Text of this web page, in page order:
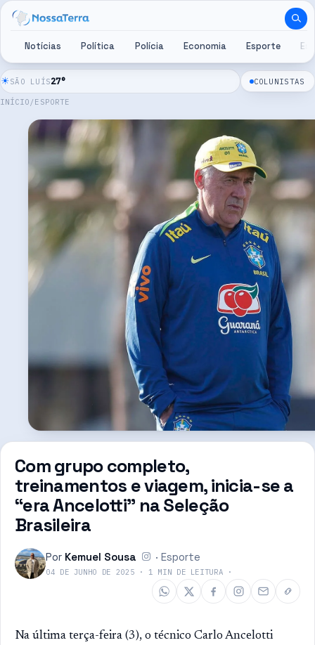
Pular para o conteúdo
Notícias Política Polícia Economia Esporte
☀SÃO LUÍS27° COLUNISTAS
INÍCIO / ESPORTE
Com grupo completo,
treinamentos e viagem, inicia-se a
“era Ancelotti” na Seleção
Brasileira
Por Kemuel Sousa ·Esporte
04 DE JUNHO DE 2025 · 1 MIN DE LEITURA ·
Na última terça-feira (3), o técnico Carlo Ancelotti